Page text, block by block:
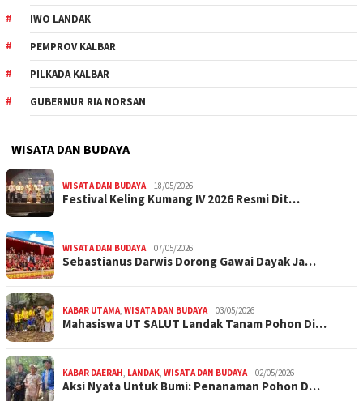
IWO LANDAK
PEMPROV KALBAR
PILKADA KALBAR
GUBERNUR RIA NORSAN
WISATA DAN BUDAYA
WISATA DAN BUDAYA 18/05/2026
Festival Keling Kumang IV 2026 Resmi Dit…
WISATA DAN BUDAYA 07/05/2026
Sebastianus Darwis Dorong Gawai Dayak Ja…
KABAR UTAMA, WISATA DAN BUDAYA 03/05/2026
Mahasiswa UT SALUT Landak Tanam Pohon Di…
KABAR DAERAH, LANDAK, WISATA DAN BUDAYA 02/05/2026
Aksi Nyata Untuk Bumi: Penanaman Pohon D…